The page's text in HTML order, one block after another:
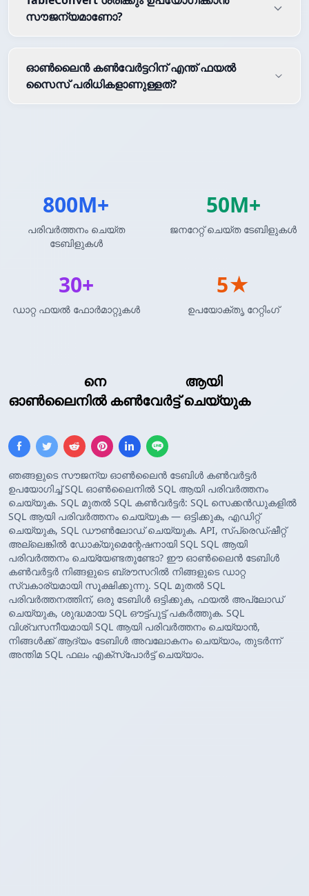
നെ
ആയി
ഓൺലൈനിൽ കൺവേർട്ട് ചെയ്യുക
ഞങ്ങളുടെ സൗജന്യ ഓൺലൈൻ ടേബിൾ കൺവർട്ടർ
ഉപയോഗിച്ച് SQL ഓൺലൈനിൽ SQL ആയി പരിവർത്തനം
ചെയ്യുക. SQL മുതൽ SQL കൺവർട്ടർ: SQL സെക്കൻഡുകളിൽ
SQL ആയി പരിവർത്തനം ചെയ്യുക — ഒട്ടിക്കുക, എഡിറ്റ്
ചെയ്യുക, SQL ഡൗൺലോഡ് ചെയ്യുക. API, സ്പ്രെഡ്ഷീറ്റ്
അല്ലെങ്കിൽ ഡോക്യുമെന്റേഷനായി SQL SQL ആയി
പരിവർത്തനം ചെയ്യേണ്ടതുണ്ടോ? ഈ ഓൺലൈൻ ടേബിൾ
കൺവർട്ടർ നിങ്ങളുടെ ബ്രൗസറിൽ നിങ്ങളുടെ ഡാറ്റ
സ്വകാര്യമായി സൂക്ഷിക്കുന്നു. SQL മുതൽ SQL
പരിവർത്തനത്തിന്, ഒരു ടേബിൾ ഒട്ടിക്കുക, ഫയൽ അപ്‌ലോഡ്
ചെയ്യുക, ശുദ്ധമായ SQL ഔട്ട്‌പുട്ട് പകർത്തുക. SQL
വിശ്വസനീയമായി SQL ആയി പരിവർത്തനം ചെയ്യാൻ,
നിങ്ങൾക്ക് ആദ്യം ടേബിൾ അവലോകനം ചെയ്യാം, തുടർന്ന്
അന്തിമ SQL ഫലം എക്സ്‌പോർട്ട് ചെയ്യാം.
സൗജന്യമാണോ?
ഓൺലൈൻ കൺവേർട്ടറിന് എന്ത് ഫയൽ
സൈസ് പരിധികളാണുള്ളത്?
800M+
പരിവർത്തനം ചെയ്ത
ടേബിളുകൾ
50M+
ജനറേറ്റ് ചെയ്ത ടേബിളുകൾ
30+
ഡാറ്റ ഫയൽ ഫോർമാറ്റുകൾ
5★
ഉപയോക്തൃ റേറ്റിംഗ്